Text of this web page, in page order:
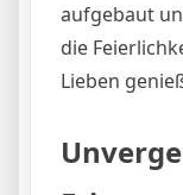
aufgebaut
die
Lieben